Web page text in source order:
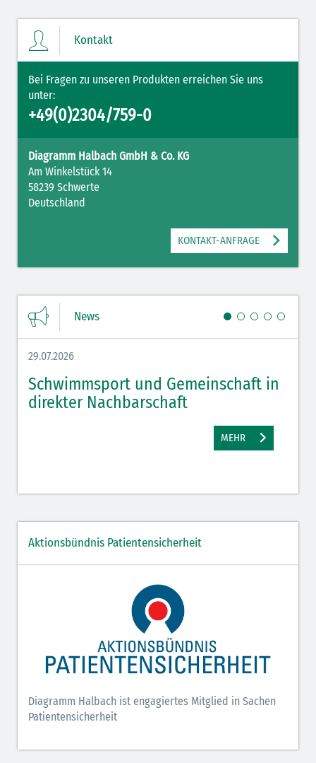
Kontakt
Bei Fragen zu unseren Produkten erreichen Sie uns
unter:
+49(0)2304/759-0
Diagramm Halbach GmbH & Co. KG
Am Winkelstück 14
58239 Schwerte
Deutschland
KONTAKT-ANFRAGE
News
29.07.2026
Schwimmsport und Gemeinschaft in
direkter Nachbarschaft
MEHR
Aktionsbündnis Patientensicherheit
Diagramm Halbach ist engagiertes Mitglied in Sachen
Patientensicherheit